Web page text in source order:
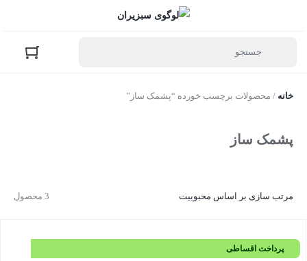
خانه / محصولات برچسب خورده “پشمک ساز”
پشمک ساز
3 محصول مرتب سازی بر اساس محبوبیت
پرداخت اقساطی